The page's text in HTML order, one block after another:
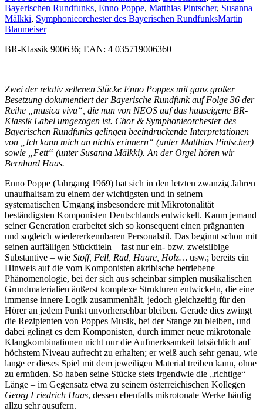
Bayerischen Rundfunks, Enno Poppe, Matthias Pintscher, Susanna
Mälkki, Symphonieorchester des Bayerischen RundfunksMartin
Blaumeiser
BR-Klassik 900636; EAN: 4 035719006360
Zwei der relativ seltenen Stücke Enno Poppes mit ganz großer
Besetzung dokumentiert der Bayerische Rundfunk auf Folge 36 der
Reihe „musica viva“, die nun von NEOS auf das hauseigene BR-
Klassik Label umgezogen ist. Chor & Symphonieorchester des
Bayerischen Rundfunks gelingen beeindruckende Interpretationen
von „Ich kann mich an nichts erinnern“ (unter Matthias Pintscher)
sowie „Fett“ (unter Susanna Mälkki). An der Orgel hören wir
Bernhard Haas.
Enno Poppe (Jahrgang 1969) hat sich in den letzten zwanzig Jahren
unaufhaltsam zu einem der wichtigsten und in seinem
systematischen Umgang insbesondere mit Mikrotonalität
beständigsten Komponisten Deutschlands entwickelt. Kaum jemand
seiner Generation erarbeitet sich so konsequent einen prägnanten
und sogleich wiedererkennbaren Personalstil. Das beginnt schon mit
seinen auffälligen Stücktiteln – fast nur ein- bzw. zweisilbige
Substantive – wie Stoff, Fell, Rad, Haare, Holz… usw.; bereits ein
Hinweis auf die vom Komponisten akribische betriebene
Phänomenologie, bei der sich aus scheinbar simplen musikalischen
Grundmaterialien äußerst komplexe Strukturen entwickeln, die eine
immense innere Logik zusammenhält, jedoch gleichzeitig für den
Hörer an jedem Punkt unvorhersehbar bleiben. Gerade dies zwingt
die Rezipienten von Poppes Musik, bei der Stange zu bleiben, und
dabei gelingt es dem Komponisten, durch immer neue mikrotonale
Klangkombinationen nicht nur die Aufmerksamkeit tatsächlich auf
höchstem Niveau aufrecht zu erhalten; er weiß auch sehr genau, wie
lange er dieses Spiel mit dem jeweiligen Material treiben kann, ohne
zu ermüden. So haben seine Stücke stets irgendwie die „richtige“
Länge – im Gegensatz etwa zu seinem österreichischen Kollegen
Georg Friedrich Haas, dessen ebenfalls mikrotonale Werke häufig
allzu sehr ausufern.